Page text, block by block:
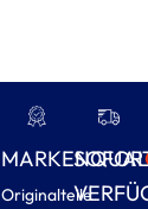
Originalteile